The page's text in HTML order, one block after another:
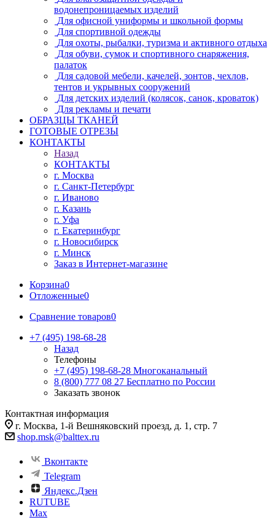
водонепроницаемых изделий
Для офисной униформы и школьной формы
Для спортивной одежды
Для охоты, рыбалки, туризма и активного отдыха
Для обуви, сумок и спортивного снаряжения,
палаток
Для садовой мебели, качелей, зонтов, чехлов,
тентов и укрывных сооружений
Для детских изделий (колясок, санок, кроваток)
Для рекламы и печати
ОБРАЗЦЫ ТКАНЕЙ
ГОТОВЫЕ ОТРЕЗЫ
КОНТАКТЫ
Назад
КОНТАКТЫ
г. Москва
г. Санкт-Петербург
г. Иваново
г. Казань
г. Уфа
г. Екатеринбург
г. Новосибирск
г. Минск
Заказ в Интернет-магазине
Корзина0
Отложенные0
Сравнение товаров0
+7 (495) 198-68-28
Назад
Телефоны
+7 (495) 198-68-28 Многоканальный
8 (800) 777 08 27 Бесплатно по России
Заказать звонок
Контактная информация
г. Москва, 1-й Вешняковский проезд, д. 1, стр. 7
shop.msk@balttex.ru
Вконтакте
Telegram
Яндекс.Дзен
RUTUBE
Max